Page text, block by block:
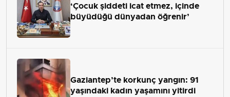
‘Çocuk şiddeti icat etmez, içinde
büyüdüğü dünyadan öğrenir’
Gaziantep’te korkunç yangın: 91
yaşındaki kadın yaşamını yitirdi